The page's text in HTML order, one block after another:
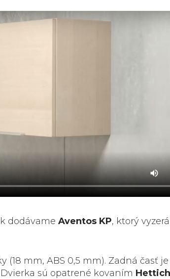
dodávame Aventos KP, ktorý
(18 mm, ABS 0,5 mm). Zadná časť
sú opatrené kovaním Hettich